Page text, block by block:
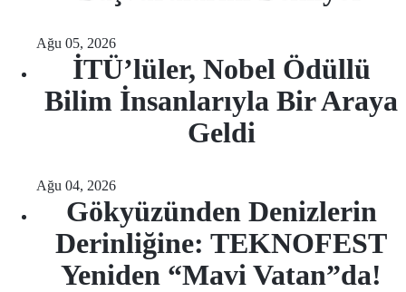
Ağu 05, 2026
İTÜ’lüler, Nobel Ödüllü
Bilim İnsanlarıyla Bir Araya
Geldi
Ağu 04, 2026
Gökyüzünden Denizlerin
Derinliğine: TEKNOFEST
Yeniden “Mavi Vatan”da!